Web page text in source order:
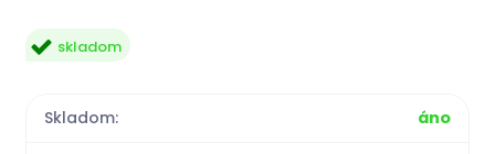
skladom
Skladom: áno